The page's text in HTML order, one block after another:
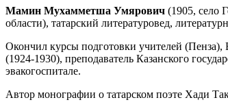
Мамин Мухамметша Умярович (1905, село
области), татарский литературовед,
Окончил курсы подготовки учителей (Пенза),
(1924-1930), преподаватель Казанского
эвакогоспитале.
Автор монографии о татарском поэте Xади